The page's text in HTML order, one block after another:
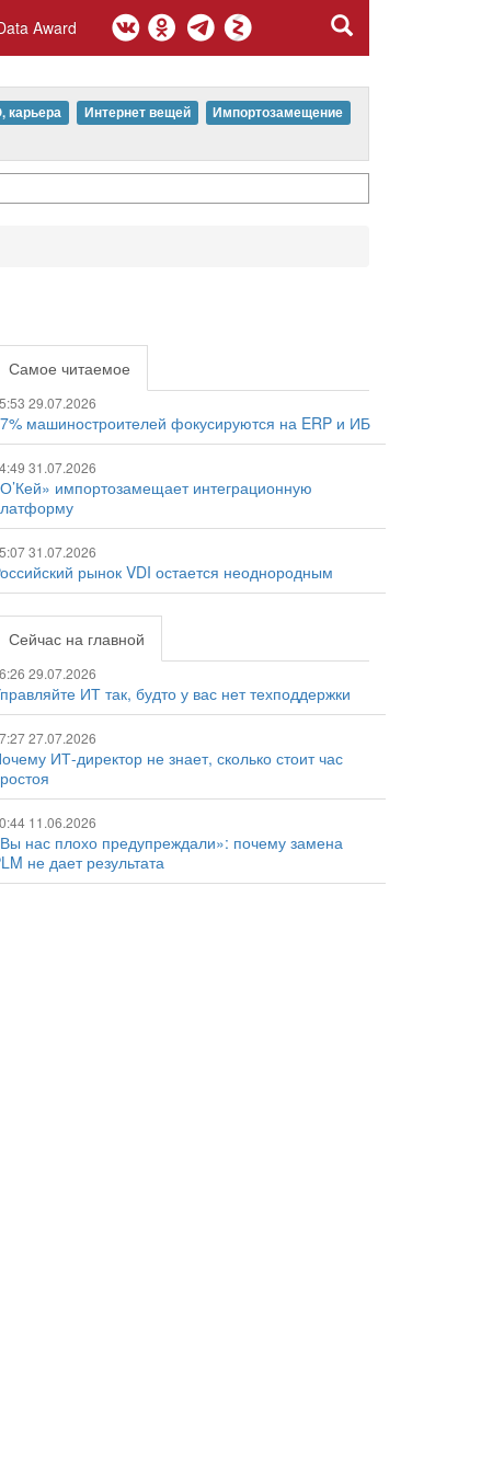
Award
карьера Интернет вещей
Импортозамещение
Самое читаемое
29.07.2026
машиностроителей фокусируются на ERP и ИБ
31.07.2026
импортозамещает интеграционную
31.07.2026
рынок VDI остается неоднородным
Сейчас на главной
29.07.2026
ИТ так, будто у вас нет техподдержки
27.07.2026
ИТ-директор не знает, сколько стоит час
11.06.2026
нас плохо предупреждали»: почему замена
не дает результата